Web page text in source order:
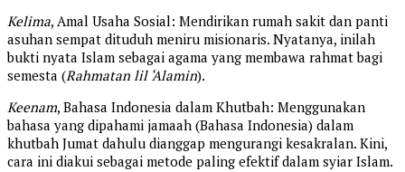
Kelima, Amal Usaha Sosial: Mendirikan rumah sakit dan panti
asuhan sempat dituduh meniru misionaris. Nyatanya, inilah
bukti nyata Islam sebagai agama yang membawa rahmat bagi
semesta (Rahmatan lil ‘Alamin).
Keenam, Bahasa Indonesia dalam Khutbah: Menggunakan
bahasa yang dipahami jamaah (Bahasa Indonesia) dalam
khutbah Jumat dahulu dianggap mengurangi kesakralan. Kini,
cara ini diakui sebagai metode paling efektif dalam syiar Islam.